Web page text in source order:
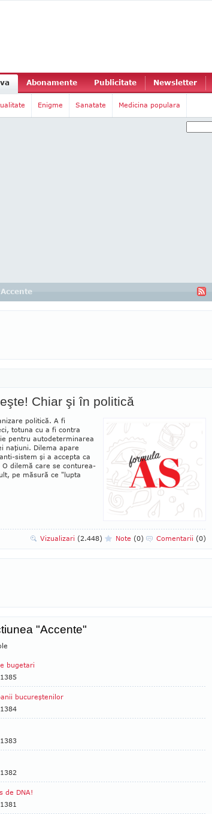
Abonamente Publicitate Newsletter
Enigme Sanatate Medicina populara
Accente
Chiar şi în politică
politică. A fi
totuna cu a fi contra
pentru autodeterminarea
naţiuni. Di­lema apare
sistem şi a accepta ca
O dilemă care se con­tu­rea­
pe măsură ce "lupta
Vizualizari (2.448) Note (0) Comentarii (0)
"Accente"
bugetari
bucureştenilor
de DNA!